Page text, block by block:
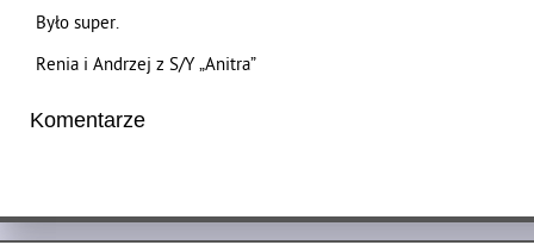
Było super.
Renia i Andrzej z S/Y „Anitra”
Komentarze